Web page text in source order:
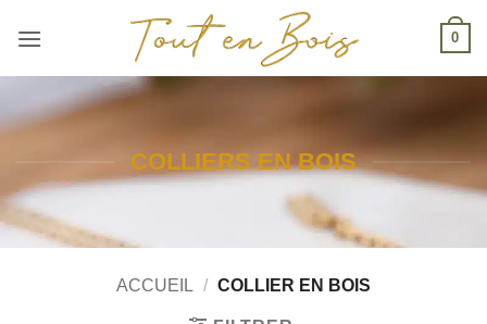
0
COLLIERS EN BOIS
ACCUEIL / COLLIER EN BOIS